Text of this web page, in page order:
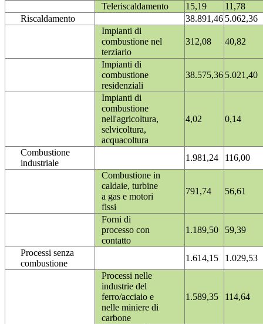
Teleriscaldamento 15,19
11,78
Riscaldamento
38.891,46 5.062,36
Impianti di
combustione nel
terziario
312,08 40,82
Impianti di
combustione
residenziali
38.575,36 5.021,40
Impianti di
combustione
nell'agricoltura,
selvicoltura,
acquacoltura
4,02 0,14
Combustione
industriale
1.981,24
116,00
Combustione in
caldaie, turbine
a gas e motori
fissi
791,74 56,61
Forni di
processo con
contatto
1.189,50 59,39
Processi senza
combustione
1.614,15
1.029,53
Processi nelle
industrie del
ferro/acciaio e
nelle miniere di
carbone
1.589,35 114,64